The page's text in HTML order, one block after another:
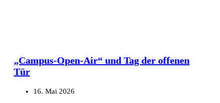
„Campus-Open-Air“ und Tag der offenen
Tür
16. Mai 2026